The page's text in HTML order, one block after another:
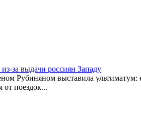
за выдачи россиян Западу
Рубиняном выставила
от поездок...